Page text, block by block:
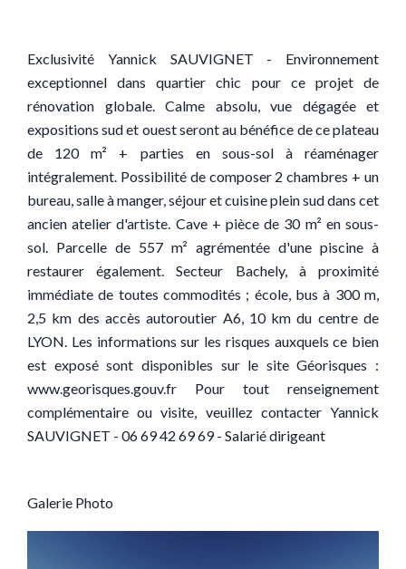
Exclusivité Yannick SAUVIGNET - Environnement
exceptionnel dans quartier chic pour ce projet de
rénovation globale. Calme absolu, vue dégagée et
expositions sud et ouest seront au bénéfice de ce plateau
de 120 m² + parties en sous-sol à réaménager
intégralement. Possibilité de composer 2 chambres + un
bureau, salle à manger, séjour et cuisine plein sud dans cet
ancien atelier d'artiste. Cave + pièce de 30 m² en sous-
sol. Parcelle de 557 m² agrémentée d'une piscine à
restaurer également. Secteur Bachely, à proximité
immédiate de toutes commodités ; école, bus à 300 m,
2,5 km des accès autoroutier A6, 10 km du centre de
LYON. Les informations sur les risques auxquels ce bien
est exposé sont disponibles sur le site Géorisques :
www.georisques.gouv.fr Pour tout renseignement
complémentaire ou visite, veuillez contacter Yannick
SAUVIGNET - 06 69 42 69 69 - Salarié dirigeant
Galerie Photo